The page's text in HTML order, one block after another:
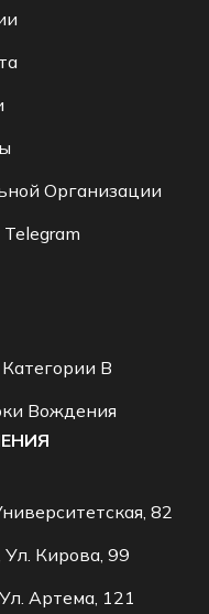
Организации
B
Вождения
82
Кирова, 99
Артема, 121